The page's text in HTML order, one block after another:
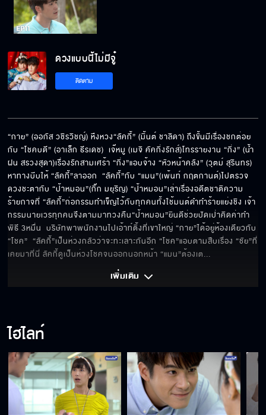
ดวงแบบนี้ไม่มีจู๋
ติดตาม
“กาย” (ออกัส วชิรวิชญ์) หึงหวง“ลัคกี้” (มิ้นต์ ชาลิดา) ถึงขั้นมีเรื่องชกต่อย
กับ “โชคบดี” (อาเล็ก ธีรเดช)  เจ๊หมู (เมจิ คัคกิ่งรักส์)โทรรายงาน “กิ่ง” (น้ำ
ฝน สรวงสุดา)เรื่องรักสามเศร้า “กิ่ง”แอบจ้าง “หัวหน้าคลัง” (วุตม์ สุรินทร)
หาทางบีบให้ “ลัคกี้”ลาออก  “ลัคกี้”กับ “แมน”(เพ้นท์ กฤตกานต์)ไปตรวจ
ดวงชะตากับ “ป้าหมอน”(กิ๊ก มยุริญ) “ป้าหมอน”เล่าเรื่องอดีตชาติความ
ร้ายกาจที่ “ลัคกี้”ก่อกรรมทำเข็ญไว้กับทุกคนทั้งใช้มนต์ดำทำร้ายแย่งชิง เจ้า
กรรมนายเวรทุกคนจึงตามมาทวงคืน“ป้าหมอน”ยินดีช่วยปัดเป่าคิดค่าทำ
พิธี 3หมื่น  บริษัทพาพนักงานไปเอ้าท์ติ้งที่เขาใหญ่ “กาย”ได้อยู่ห้องเดียวกับ
“โชค”  “ลัคกี้”เป็นห่วงกลัวว่าจะทะเลาะกันอีก “โชค”แอบตามสืบเรื่อง “ชัย”ที่
เคยมาที่นี่ ลัคกี้ดูเป็นห่วงโชคจนออกนอกหน้า “แมน”ต้องเต...
เพิ่มเติม
ไฮไลท์